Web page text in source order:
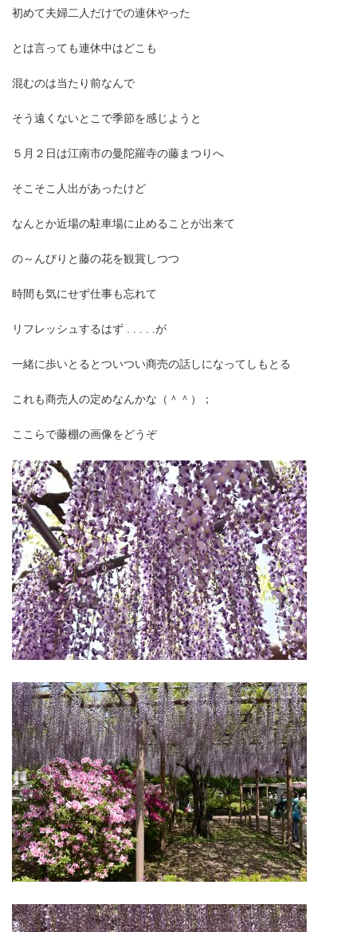
初めて夫婦二人だけでの連休やった
とは言っても連休中はどこも
混むのは当たり前なんで
そう遠くないとこで季節を感じようと
５月２日は江南市の曼陀羅寺の藤まつりへ
そこそこ人出があったけど
なんとか近場の駐車場に止めることが出来て
の～んびりと藤の花を観賞しつつ
時間も気にせず仕事も忘れて
リフレッシュするはず . . . . .が
一緒に歩いとるとついつい商売の話しになってしもとる
これも商売人の定めなんかな（＾＾）；
ここらで藤棚の画像をどうぞ